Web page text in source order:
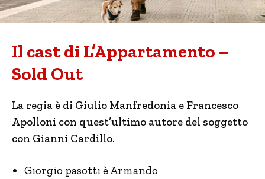
Il cast di L’Appartamento –
Sold Out
La regia è di Giulio Manfredonia e Francesco
Apolloni con quest’ultimo autore del soggetto
con Gianni Cardillo.
Giorgio pasotti è Armando